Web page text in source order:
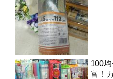
100
富！